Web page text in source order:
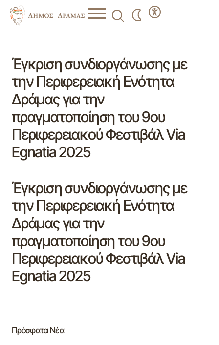
Έγκριση συνδιοργάνωσης με
την Περιφερειακή Ενότητα
Δράμας για την
πραγματοποίηση του 9ου
Περιφερειακού Φεστιβάλ Via
Egnatia 2025
Έγκριση συνδιοργάνωσης με
την Περιφερειακή Ενότητα
Δράμας για την
πραγματοποίηση του 9ου
Περιφερειακού Φεστιβάλ Via
Egnatia 2025
Πρόσφατα Νέα